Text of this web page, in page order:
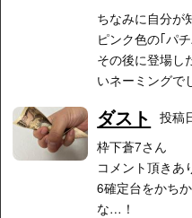
ちなみに自分が
ピンク色の｢パ
その後に登場し
いネーミングで
ダスト
投稿
枠下蒼7さん
コメント頂きあ
6確定台をかち
な…！